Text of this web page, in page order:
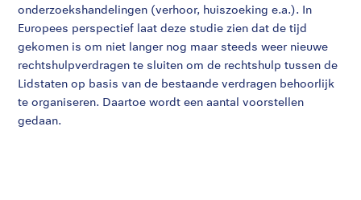
onderzoekshandelingen (verhoor, huiszoeking e.a.). In
Europees perspectief laat deze studie zien dat de tijd
gekomen is om niet langer nog maar steeds weer nieuwe
rechtshulpverdragen te sluiten om de rechtshulp tussen de
Lidstaten op basis van de bestaande verdragen behoorlijk
te organiseren. Daartoe wordt een aantal voorstellen
gedaan.